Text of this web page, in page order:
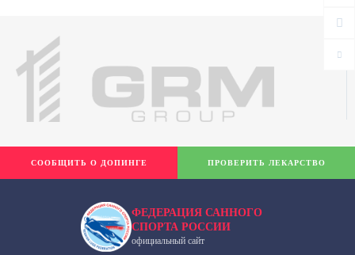
ФЕДЕРАЦИЯ САННОГО
СПОРТА РОССИИ
официальный сайт
СООБЩИТЬ О ДОПИНГЕ ПРОВЕРИТЬ ЛЕКАРСТВО